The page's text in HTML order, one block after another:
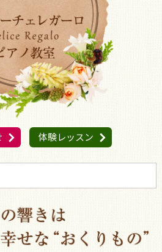
体験レッスン